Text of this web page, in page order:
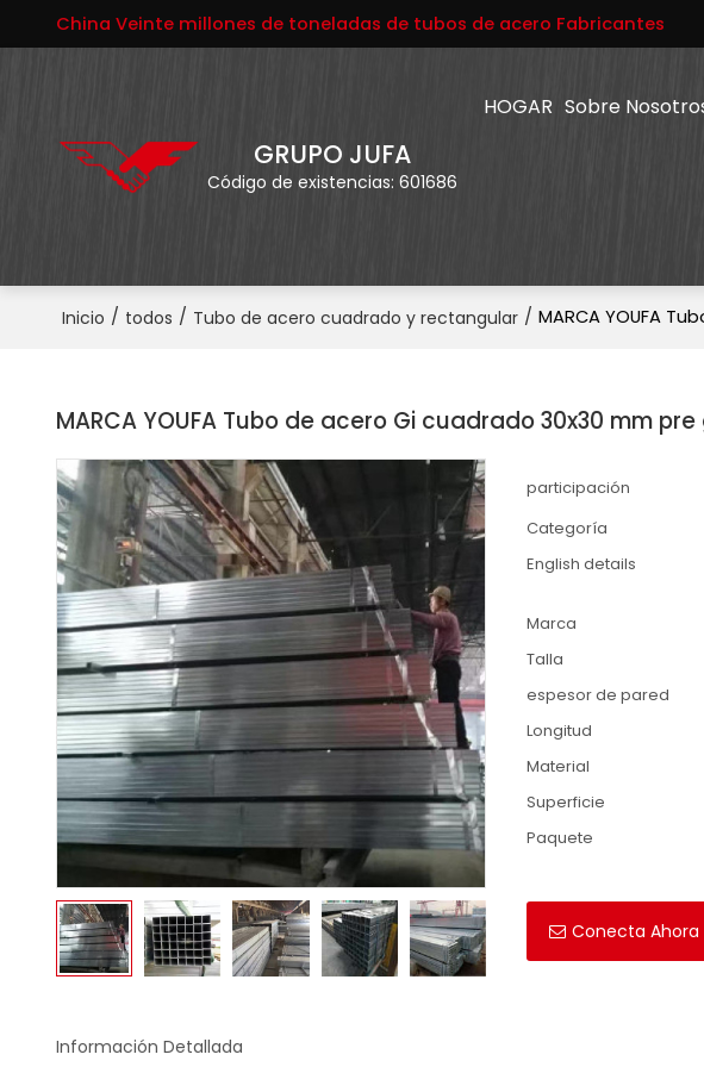
China Veinte millones de toneladas de tubos de acero Fabricantes
GRUPO JUFA
Código de existencias: 601686
HOGAR Sobre
Inicio / todos / Tubo de acero cuadrado y rectangular / MARCA YOUFA
MARCA YOUFA Tubo de acero Gi cuadrado 30x30 mm
participación
Categoría
English details
Marca
Talla
espesor de pared
Longitud
Material
Superficie
Paquete
Conecta Ahora
Información Detallada